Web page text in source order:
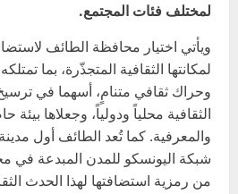
لمختلف فئات المجتمع.
ويأتي اختيار محافظة الطائف
لمكانتها الثقافية المتجذّرة، بما
وحراك ثقافي متنامٍ، أسهما في
الثقافية محلياً ودولياً، وجعلاها بيئة
والمعرفية. كما تُعد الطائف أول
شبكة اليونسكو للمدن المبدعة في
من رمزية استضافتها لهذا الحدث